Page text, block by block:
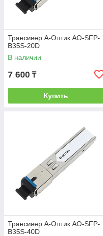
Трансивер А-Оптик AO-SFP-
B35S-20D
В наличии
7 600 ₸
Купить
Трансивер А-Оптик AO-SFP-
B35S-40D